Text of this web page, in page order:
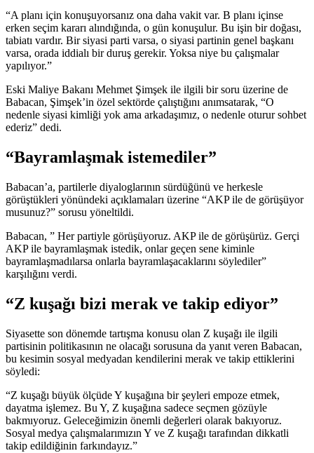
“A planı için konuşuyorsanız ona daha vakit var. B planı içinse
erken seçim kararı alındığında, o gün konuşulur. Bu işin bir doğası,
tabiatı vardır. Bir siyasi parti varsa, o siyasi partinin genel başkanı
varsa, orada iddialı bir duruş gerekir. Yoksa niye bu çalışmalar
yapılıyor.”
Eski Maliye Bakanı Mehmet Şimşek ile ilgili bir soru üzerine de
Babacan, Şimşek’in özel sektörde çalıştığını anımsatarak, “O
nedenle siyasi kimliği yok ama arkadaşımız, o nedenle oturur sohbet
ederiz” dedi.
“Bayramlaşmak istemediler”
Babacan’a, partilerle diyaloglarının sürdüğünü ve herkesle
görüştükleri yönündeki açıklamaları üzerine “AKP ile de görüşüyor
musunuz?” sorusu yöneltildi.
Babacan, ” Her partiyle görüşüyoruz. AKP ile de görüşürüz. Gerçi
AKP ile bayramlaşmak istedik, onlar geçen sene kiminle
bayramlaşmadılarsa onlarla bayramlaşacaklarını söylediler”
karşılığını verdi.
“Z kuşağı bizi merak ve takip ediyor”
Siyasette son dönemde tartışma konusu olan Z kuşağı ile ilgili
partisinin politikasının ne olacağı sorusuna da yanıt veren Babacan,
bu kesimin sosyal medyadan kendilerini merak ve takip ettiklerini
söyledi:
“Z kuşağı büyük ölçüde Y kuşağına bir şeyleri empoze etmek,
dayatma işlemez. Bu Y, Z kuşağına sadece seçmen gözüyle
bakmıyoruz. Geleceğimizin önemli değerleri olarak bakıyoruz.
Sosyal medya çalışmalarımızın Y ve Z kuşağı tarafından dikkatli
takip edildiğinin farkındayız.”